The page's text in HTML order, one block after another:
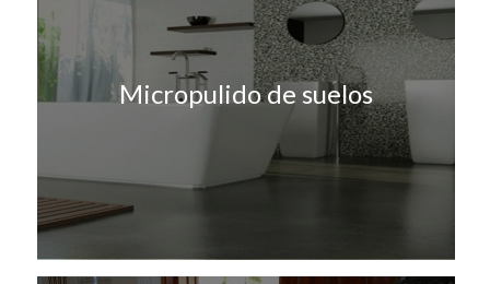
Micropulido de suelos